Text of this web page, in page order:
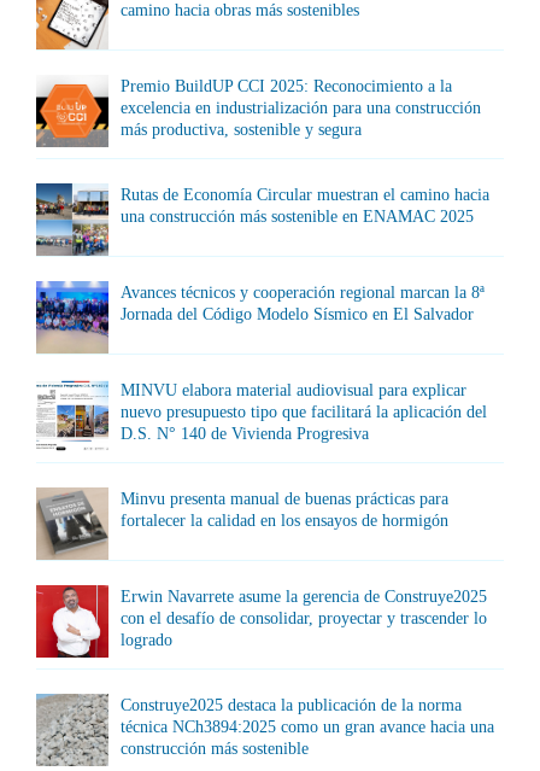
camino hacia obras más sostenibles
Premio BuildUP CCI 2025: Reconocimiento a la
excelencia en industrialización para una construcción
más productiva, sostenible y segura
Rutas de Economía Circular muestran el camino hacia
una construcción más sostenible en ENAMAC 2025
Avances técnicos y cooperación regional marcan la 8ª
Jornada del Código Modelo Sísmico en El Salvador
MINVU elabora material audiovisual para explicar
nuevo presupuesto tipo que facilitará la aplicación del
D.S. N° 140 de Vivienda Progresiva
Minvu presenta manual de buenas prácticas para
fortalecer la calidad en los ensayos de hormigón
Erwin Navarrete asume la gerencia de Construye2025
con el desafío de consolidar, proyectar y trascender lo
logrado
Construye2025 destaca la publicación de la norma
técnica NCh3894:2025 como un gran avance hacia una
construcción más sostenible